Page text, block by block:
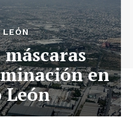
LEÓN
en
León